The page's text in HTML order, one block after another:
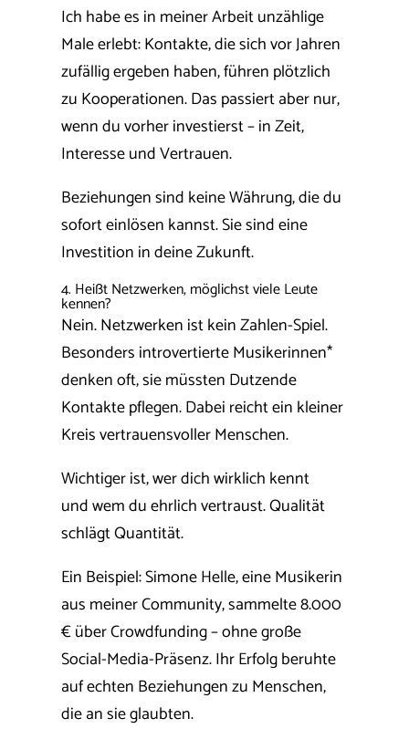
Ich habe es in meiner Arbeit unzählige
Male erlebt: Kontakte, die sich vor Jahren
zufällig ergeben haben, führen plötzlich
zu Kooperationen. Das passiert aber nur,
wenn du vorher investierst – in Zeit,
Interesse und Vertrauen.
Beziehungen sind keine Währung, die du
sofort einlösen kannst. Sie sind eine
Investition in deine Zukunft.
4. Heißt Netzwerken, möglichst viele Leute
kennen?
Nein. Netzwerken ist kein Zahlen-Spiel.
Besonders introvertierte Musikerinnen*
denken oft, sie müssten Dutzende
Kontakte pflegen. Dabei reicht ein kleiner
Kreis vertrauensvoller Menschen.
Wichtiger ist, wer dich wirklich kennt
und wem du ehrlich vertraust. Qualität
schlägt Quantität.
Ein Beispiel: Simone Helle, eine Musikerin
aus meiner Community, sammelte 8.000
€ über Crowdfunding – ohne große
Social-Media-Präsenz. Ihr Erfolg beruhte
auf echten Beziehungen zu Menschen,
die an sie glaubten.